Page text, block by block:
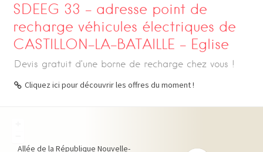
SDEEG 33 – adresse point de
recharge véhicules électriques de
CASTILLON-LA-BATAILLE – Eglise
Devis gratuit d’une borne de recharge chez vous !
Cliquez ici pour découvrir les offres du moment !
Allée de la République Nouvelle-